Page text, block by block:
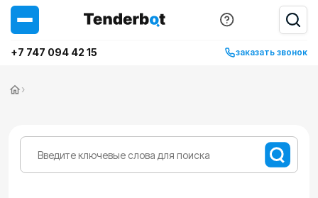
+7 747 094 42 15 заказать звонок
›